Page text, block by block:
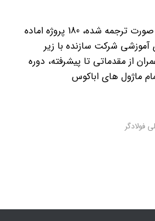
منابع آموزشی اصلی به صورت ترجمه شده، 180 پروژه اماده
شرکت سازنده با زیر
از مقدماتی تا پیشرفته، دوره
ماژول های اباکوس
فولادگر